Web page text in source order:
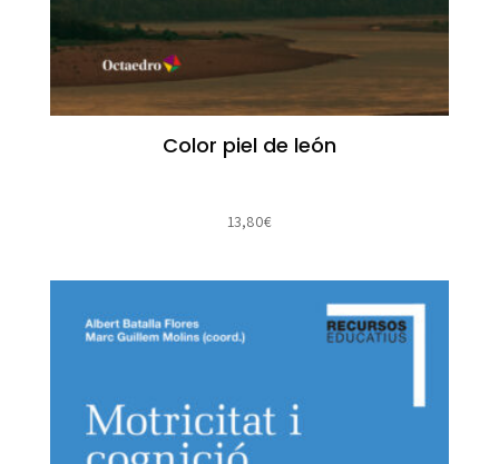
Color piel de león
13,80€